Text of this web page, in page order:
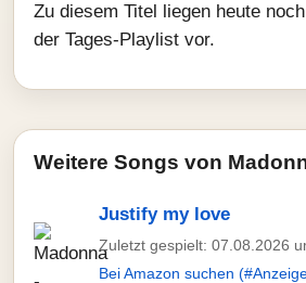
Zu diesem Titel liegen heute
der Tages-Playlist vor.
Weitere Songs von
Justify my love
Zuletzt gespielt: 07.08.2026
Bei Amazon suchen